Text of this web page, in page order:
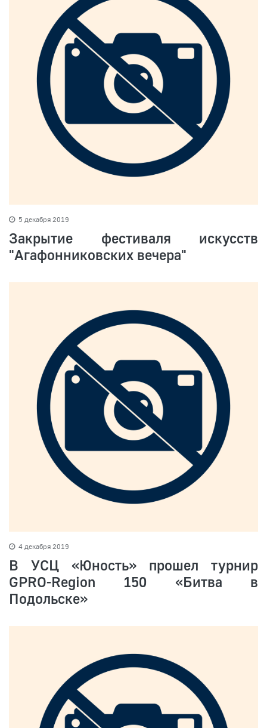
5 декабря 2019
Закрытие фестиваля искусств
"Агафонниковских вечера"
4 декабря 2019
В УСЦ «Юность» прошел турнир
GPRO-Region 150 «Битва в
Подольске»